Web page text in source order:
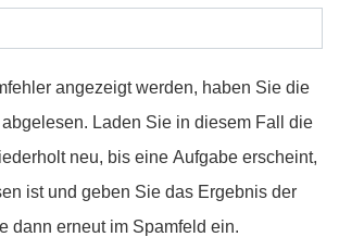
angezeigt werden, haben Sie die
Laden Sie in diesem Fall die
neu, bis eine Aufgabe erscheint,
ist und geben Sie das Ergebnis der
dann erneut im Spamfeld ein.